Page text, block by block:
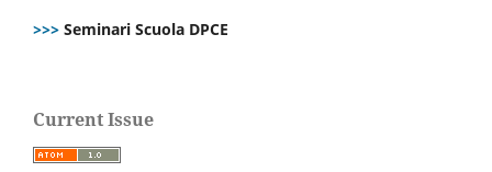
>>> Seminari Scuola DPCE
Current Issue